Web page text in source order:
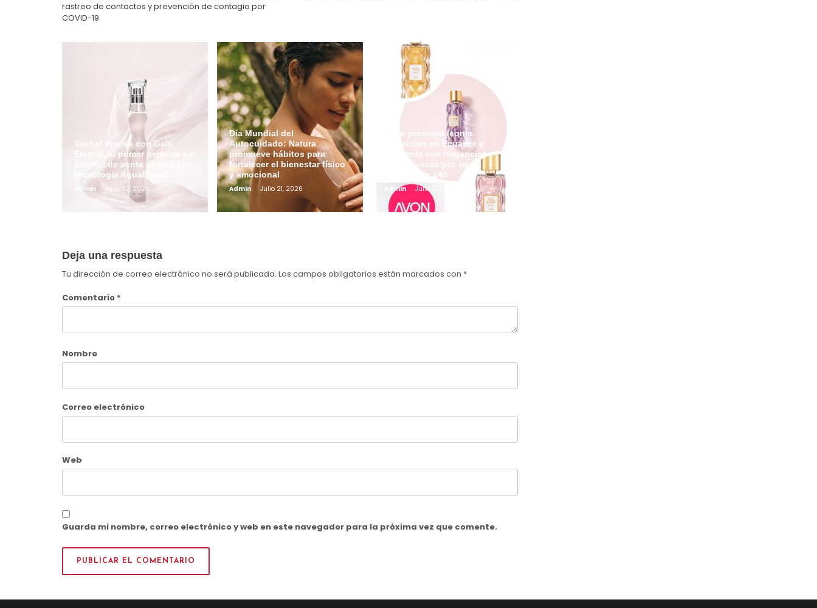
rastreo de contactos y prevención de contagio por
COVID-19
Yanbal innova con Gaia
Eternal, el primer perfume sin
alcohol de venta directa con
tecnología AquaElixir®
Admin Julio 30, 2026
Día Mundial del
Autocuidado: Natura
promueve hábitos para
fortalecer el bienestar físico
y emocional
Admin Julio 21, 2026
Avon presenta Iconic
Collection en Ecuador y
reinventa sus fragancias
más icónicas por su
aniversario 140
Admin Julio 20, 2026
Deja una respuesta
Tu dirección de correo electrónico no será publicada. Los campos obligatorios están marcados con *
Comentario *
Nombre
Correo electrónico
Web
Guarda mi nombre, correo electrónico y web en este navegador para la próxima vez que comente.